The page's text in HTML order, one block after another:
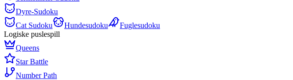
Dyre-Sudoku
Cat Sudoku
Hundesudoku
Fuglesudoku
Logiske puslespill
Queens
Star Battle
Number Path